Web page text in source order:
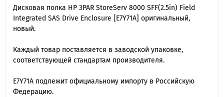
Дисковая полка HP 3PAR StoreServ 8000 SFF(2.5in) Field
Integrated SAS Drive Enclosure [E7Y71A] оригинальный,
новый.
Каждый товар поставляется в заводской упаковке,
соответствующей стандартам производителя.
E7Y71A подлежит официальному импорту в Российскую
Федерацию.